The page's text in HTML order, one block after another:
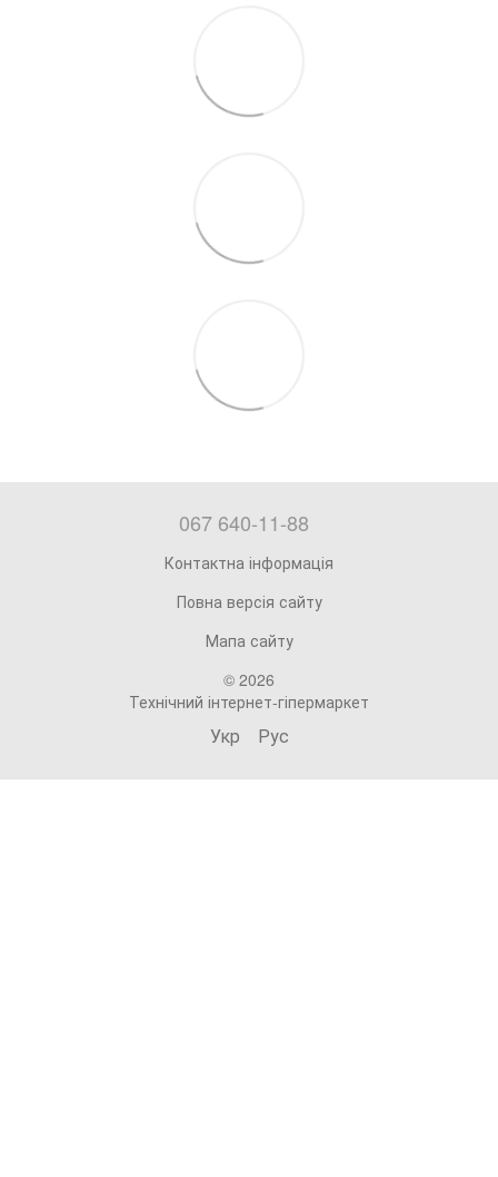
067 640-11-88
Контактна інформація
Повна версія сайту
Мапа сайту
© 2026
Технічний інтернет-гіпермаркет
Укр Рус